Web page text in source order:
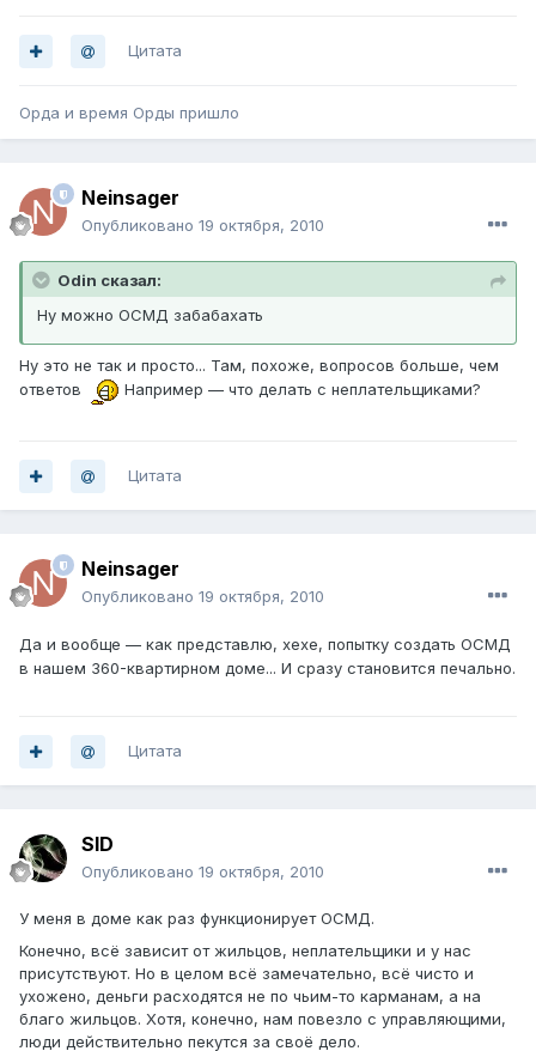
Цитата
Орда и время Орды пришло
Neinsager
Опубликовано 19 октября, 2010
Odin сказал:
Ну можно ОСМД забабахать
Ну это не так и просто... Там, похоже, вопросов больше, чем
ответов
Например — что делать с неплательщиками?
Цитата
Neinsager
Опубликовано 19 октября, 2010
Да и вообще — как представлю, хехе, попытку создать ОСМД
в нашем 360-квартирном доме... И сразу становится печально.
Цитата
SID
Опубликовано 19 октября, 2010
У меня в доме как раз функционирует ОСМД.
Конечно, всё зависит от жильцов, неплательщики и у нас
присутствуют. Но в целом всё замечательно, всё чисто и
ухожено, деньги расходятся не по чьим-то карманам, а на
благо жильцов. Хотя, конечно, нам повезло с управляющими,
люди действительно пекутся за своё дело.